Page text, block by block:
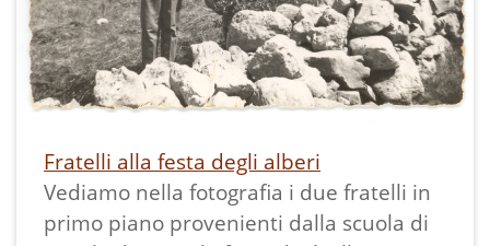
Fratelli alla festa degli alberi
Vediamo nella fotografia i due fratelli in
primo piano provenienti dalla scuola di